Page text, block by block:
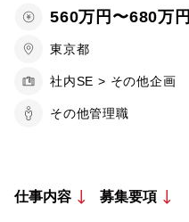
560万円〜680万円
東京都
社内SE > その他企画
その他管理職
仕事内容 募集要項